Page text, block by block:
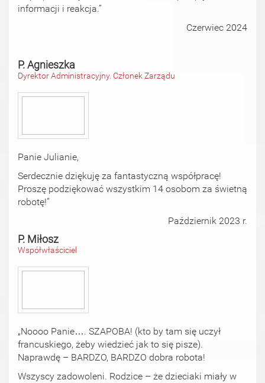
informacji i reakcja.”
Czerwiec 2024
P. Agnieszka
Dyrektor Administracyjny. Członek Zarządu
Panie Julianie,
Serdecznie dziękuję za fantastyczną współpracę!
Proszę podziękować wszystkim 14 osobom za świetną
robotę!”
Październik 2023 r.
P. Miłosz
Współwłaściciel
„Noooo Panie…. SZAPOBA! (kto by tam się uczył
francuskiego, żeby wiedzieć jak to się pisze).
Naprawdę – BARDZO, BARDZO dobra robota!
Wszyscy zadowoleni. Rodzice – że dzieciaki miały w